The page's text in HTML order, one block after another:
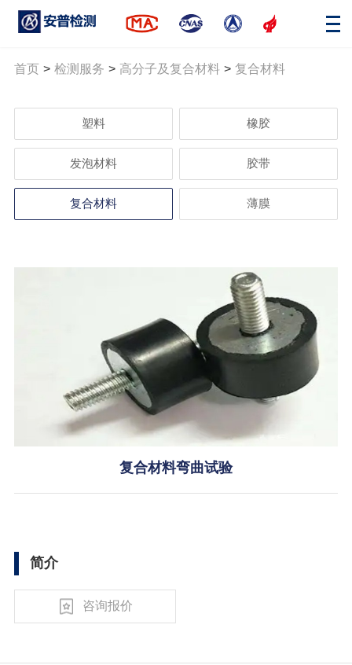
首页 > 检测服务 > 高分子及复合材料 > 复合材料
塑料 橡胶
发泡材料 胶带
复合材料 薄膜
复合材料弯曲试验
简介
咨询报价